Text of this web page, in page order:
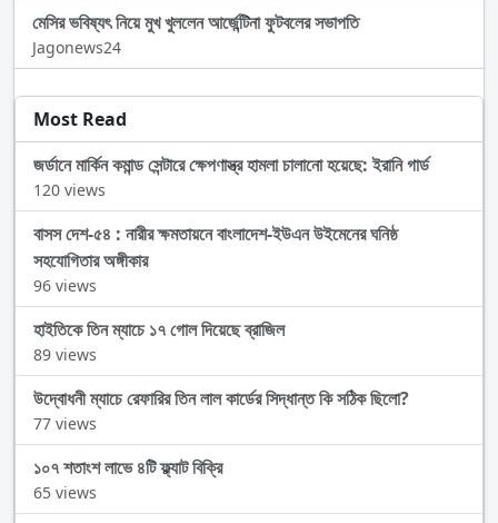
মেসির ভবিষ্যৎ নিয়ে মুখ খুললেন আর্জেন্টিনা ফুটবলের সভাপতি
Jagonews24
Most Read
জর্ডানে মার্কিন কমান্ড সেন্টারে ক্ষেপণাস্ত্র হামলা চালানো হয়েছে: ইরানি গার্ড
120 views
বাসস দেশ-৫৪ : নারীর ক্ষমতায়নে বাংলাদেশ-ইউএন উইমেনের ঘনিষ্ঠ
সহযোগিতার অঙ্গীকার
96 views
হাইতিকে তিন ম্যাচে ১৭ গোল দিয়েছে ব্রাজিল
89 views
উদ্বোধনী ম্যাচে রেফারির তিন লাল কার্ডের সিদ্ধান্ত কি সঠিক ছিলো?
77 views
১০৭ শতাংশ লাভে ৪টি ফ্ল্যাট বিক্রি
65 views